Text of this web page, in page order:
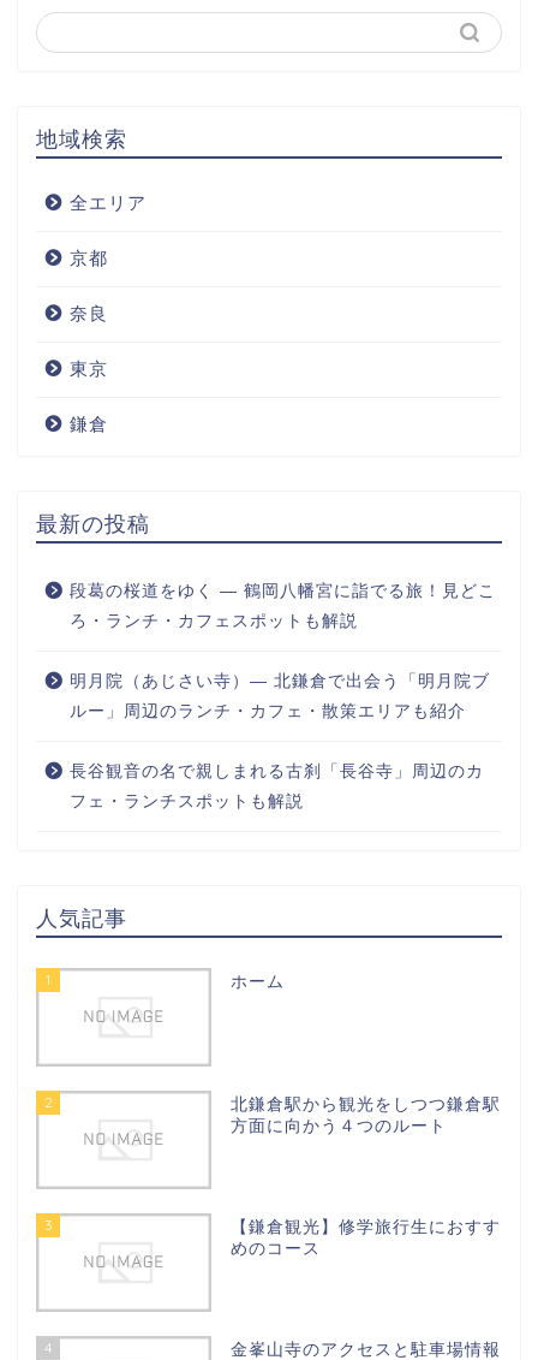
地域検索
全エリア
京都
奈良
東京
鎌倉
最新の投稿
段葛の桜道をゆく ― 鶴岡八幡宮に詣でる旅！見どこ
ろ・ランチ・カフェスポットも解説
明月院（あじさい寺）― 北鎌倉で出会う「明月院ブ
ルー」周辺のランチ・カフェ・散策エリアも紹介
長谷観音の名で親しまれる古刹「長谷寺」周辺のカ
フェ・ランチスポットも解説
人気記事
1 ホーム
2
北鎌倉駅から観光をしつつ鎌倉駅
方面に向かう４つのルート
3
【鎌倉観光】修学旅行生におすす
めのコース
4 金峯山寺のアクセスと駐車場情報